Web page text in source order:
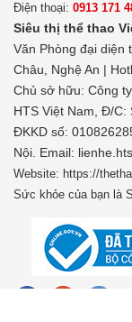
Điện thoại: 0913 171
Siêu thị thể thao
Văn Phòng đại diện
Châu, Nghệ An |
Chủ sở hữu: Công
HTS Việt Nam, Đ/C:
ĐKKD số:
Nội. Email:
Website: https://
Sức khỏe của bạn là